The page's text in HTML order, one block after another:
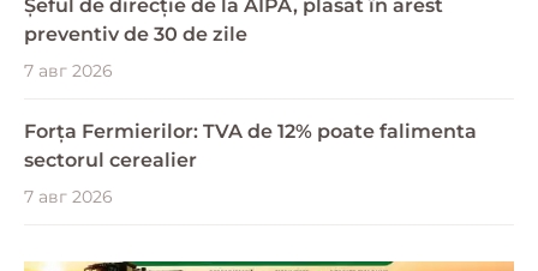
Șeful de direcție de la AIPA, plasat în arest
preventiv de 30 de zile
7 авг 2026
Forța Fermierilor: TVA de 12% poate falimenta
sectorul cerealier
7 авг 2026